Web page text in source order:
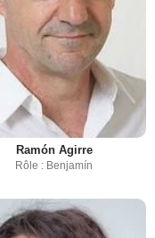
Ramón Agirre
Rôle : Benjamín